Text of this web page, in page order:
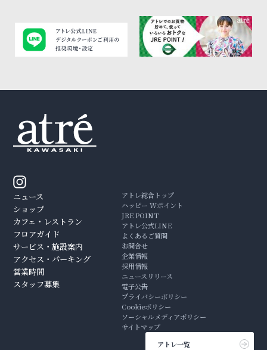
ニュース
ショップ
カフェ・レストラン
フロアガイド
サービス・施設案内
アクセス・パーキング
営業時間
スタッフ募集
アトレ総合トップ
ハッピー Wポイント
JRE POINT
アトレ公式LINE
よくあるご質問
お問合せ
企業情報
採用情報
ニュースリリース
電子公告
プライバシーポリシー
Cookieポリシー
ソーシャルメディアポリシー
サイトマップ
アトレ一覧